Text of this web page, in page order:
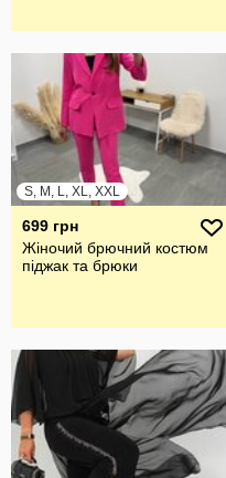
S, M, L, XL, XXL
699 грн
Жіночий брючний костюм
піджак та брюки